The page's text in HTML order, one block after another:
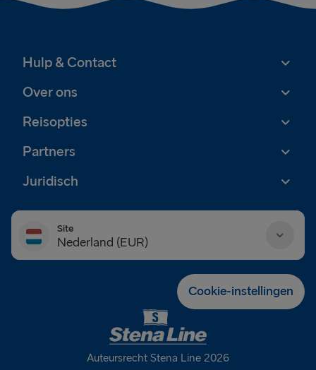
Hulp & Contact
Over ons
Reisopties
Partners
Juridisch
Site
Nederland (EUR)
Cookie-instellingen
Auteursrecht Stena Line 2026